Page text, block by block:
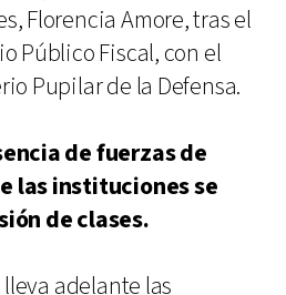
Florencia Amore, tras el
Público Fiscal, con el
Pupilar de la Defensa.
de fuerzas de
las instituciones se
de clases.
adelante las